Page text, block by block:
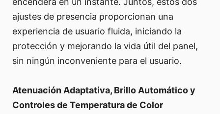
ajustes de presencia proporcionan una
experiencia de usuario fluida, iniciando la
protección y mejorando la vida útil del panel,
sin ningún inconveniente para el usuario.
Atenuación Adaptativa, Brillo Automático y
Controles de Temperatura de Color